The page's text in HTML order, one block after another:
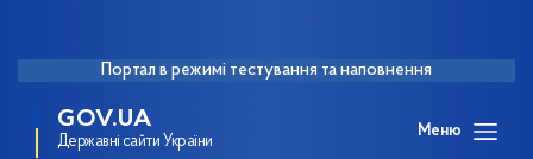
Портал в режимі тестування та наповнення
GOV.UA
Державні сайти України
Меню